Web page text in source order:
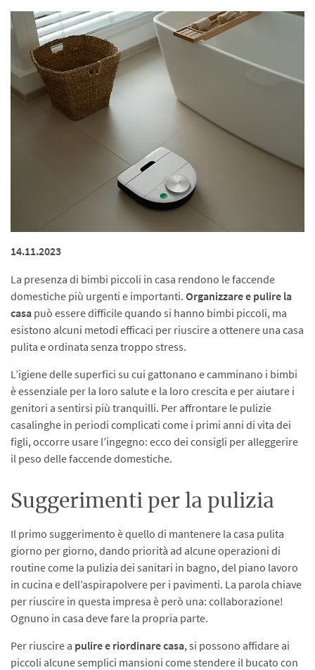
14.11.2023
La presenza di bimbi piccoli in casa rendono le faccende
domestiche più urgenti e importanti. Organizzare e pulire la
casa può essere difficile quando si hanno bimbi piccoli, ma
esistono alcuni metodi efficaci per riuscire a ottenere una casa
pulita e ordinata senza troppo stress.
L’igiene delle superfici su cui gattonano e camminano i bimbi
è essenziale per la loro salute e la loro crescita e per aiutare i
genitori a sentirsi più tranquilli. Per affrontare le pulizie
casalinghe in periodi complicati come i primi anni di vita dei
figli, occorre usare l’ingegno: ecco dei consigli per alleggerire
il peso delle faccende domestiche.
Suggerimenti per la pulizia
Il primo suggerimento è quello di mantenere la casa pulita
giorno per giorno, dando priorità ad alcune operazioni di
routine come la pulizia dei sanitari in bagno, del piano lavoro
in cucina e dell’aspirapolvere per i pavimenti. La parola chiave
per riuscire in questa impresa è però una: collaborazione!
Ognuno in casa deve fare la propria parte.
Per riuscire a pulire e riordinare casa, si possono affidare ai
piccoli alcune semplici mansioni come stendere il bucato con